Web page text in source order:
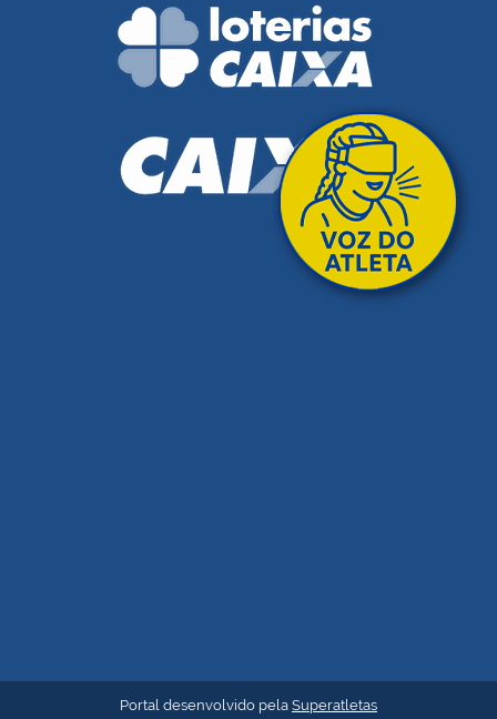
Portal desenvolvido pela Superatletas